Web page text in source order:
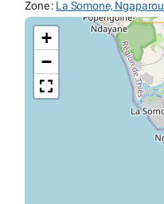
Zone : La Somone, Ngaparou
+
−